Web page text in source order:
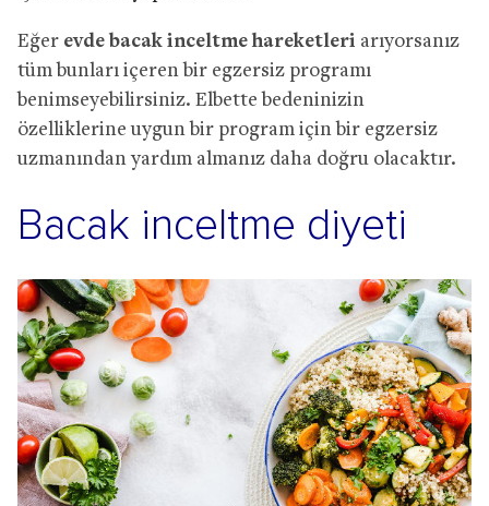
Eğer evde bacak inceltme hareketleri arıyorsanız
tüm bunları içeren bir egzersiz programı
benimseyebilirsiniz. Elbette bedeninizin
özelliklerine uygun bir program için bir egzersiz
uzmanından yardım almanız daha doğru olacaktır.
Bacak inceltme diyeti